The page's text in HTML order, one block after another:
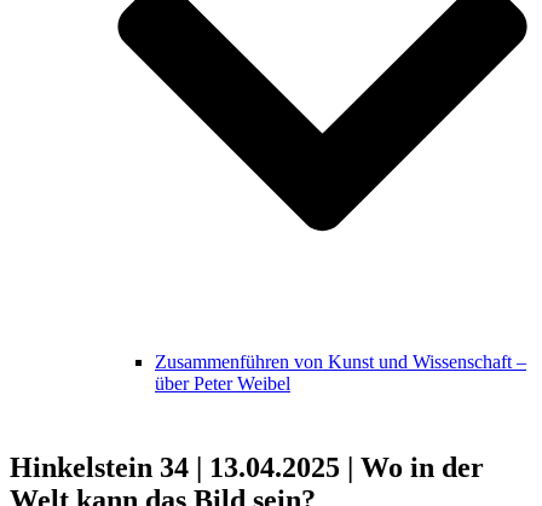
Zusammenführen von Kunst und Wissenschaft –
über Peter Weibel
Hinkelstein 34 | 13.04.2025 | Wo in der